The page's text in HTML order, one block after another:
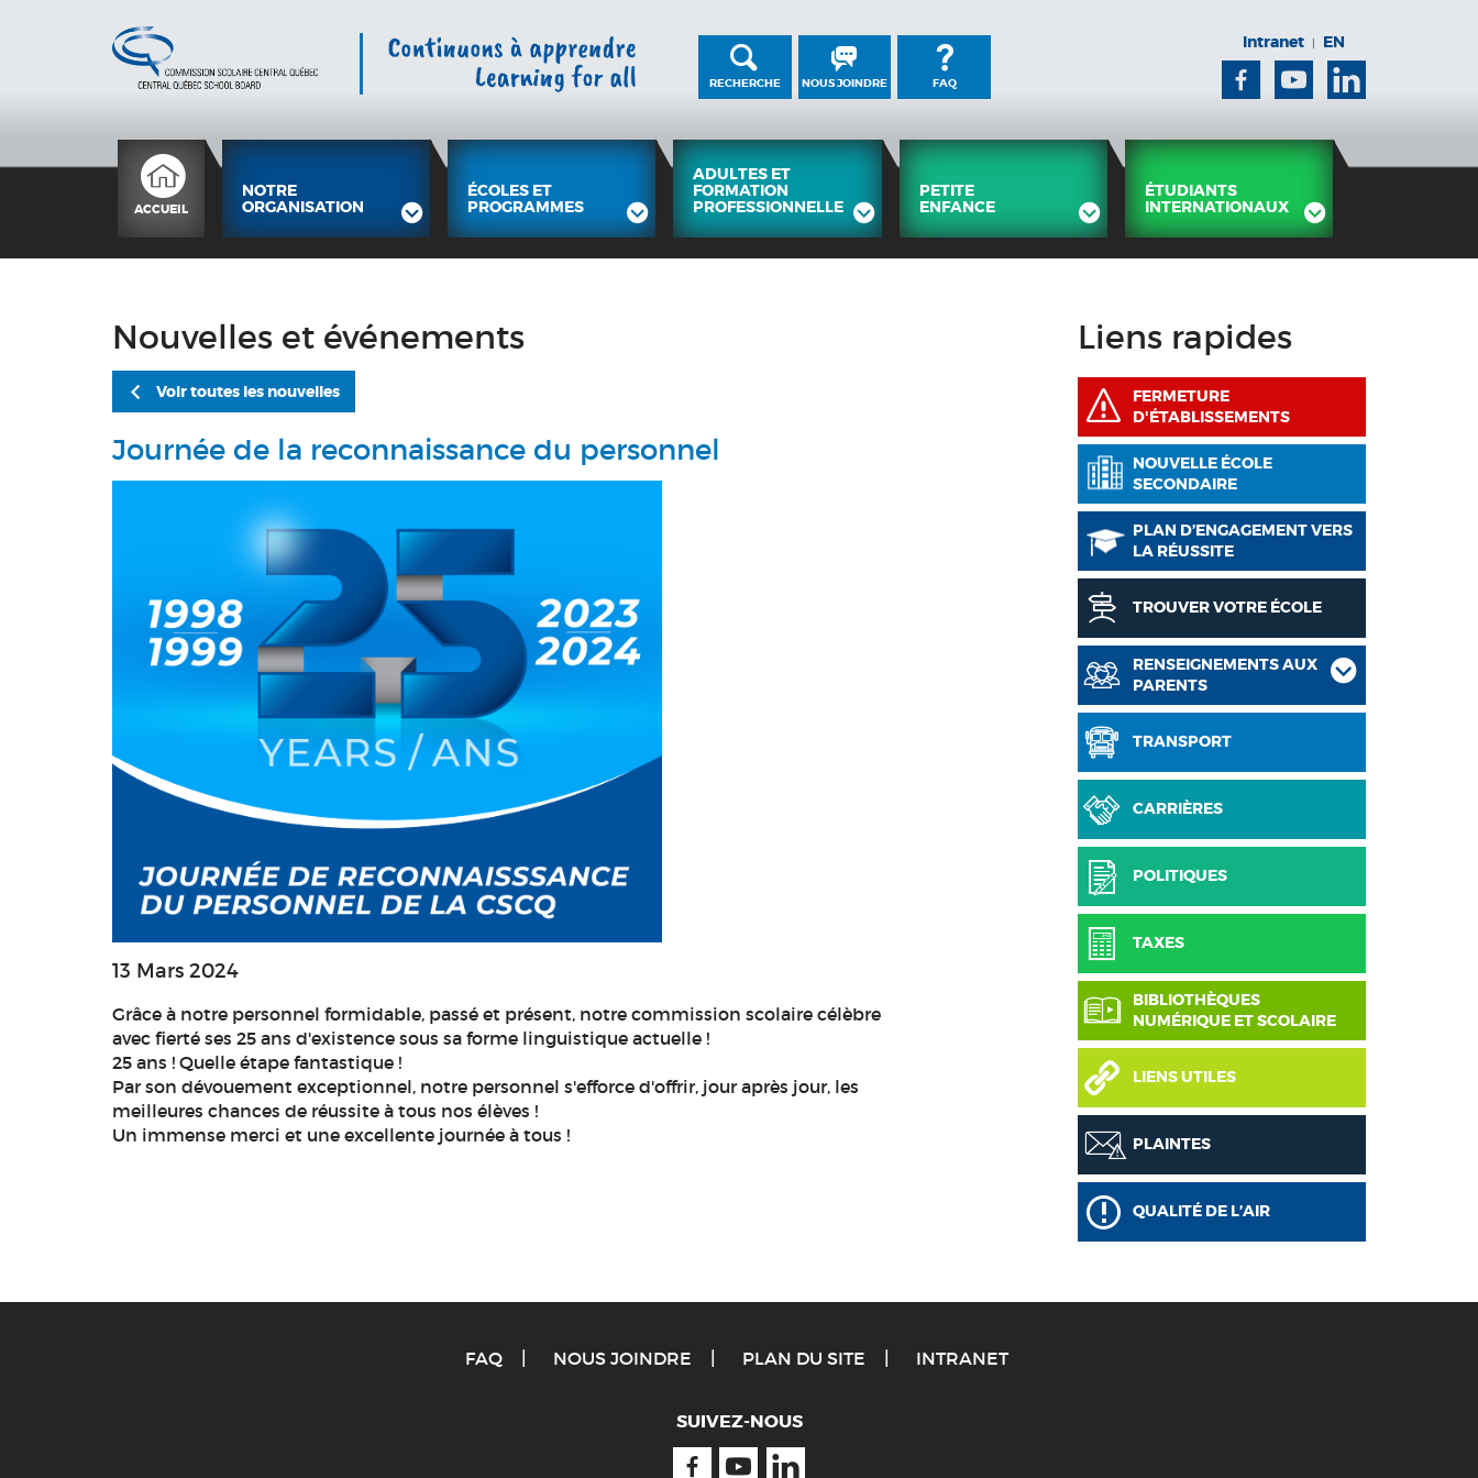
RECHERCHE NOUS JOINDRE FAQ
Intranet | EN
FacebookYoutube Linkedin
ACCUEIL
NOTRE
ORGANISATION
ÉCOLES ET
PROGRAMMES
ADULTES ET
FORMATION
PROFESSIONNELLE
PETITE
ENFANCE
ÉTUDIANTS
INTERNATIONAUX
Nouvelles et événements
Voir toutes les nouvelles
Journée de la reconnaissance du personnel
13 Mars 2024
Grâce à notre personnel formidable, passé et présent, notre commission scolaire célèbre
avec fierté ses 25 ans d'existence sous sa forme linguistique actuelle !
25 ans ! Quelle étape fantastique !
Par son dévouement exceptionnel, notre personnel s'efforce d'offrir, jour après jour, les
meilleures chances de réussite à tous nos élèves !
Un immense merci et une excellente journée à tous !
Liens rapides
FERMETURE
D'ÉTABLISSEMENTS
NOUVELLE ÉCOLE
SECONDAIRE
PLAN D’ENGAGEMENT VERS
LA RÉUSSITE
TROUVER VOTRE ÉCOLE
RENSEIGNEMENTS AUX
PARENTS
TRANSPORT
CARRIÈRES
POLITIQUES
TAXES
BIBLIOTHÈQUES
NUMÉRIQUE ET SCOLAIRE
LIENS UTILES
PLAINTES
QUALITÉ DE L’AIR
FAQ NOUS JOINDRE PLAN DU SITE INTRANET
SUIVEZ-NOUS
FacebookYoutubeLinkedin